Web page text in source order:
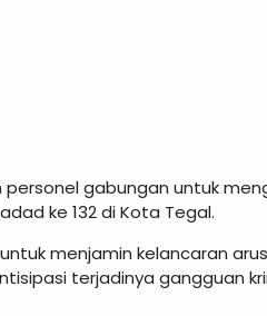
gabungan untuk
ke 132 di Kota Tegal.
menjamin kelancaran
terjadinya gangguan